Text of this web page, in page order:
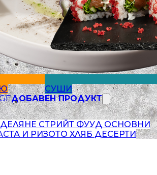
СУШИ
ДОБАВЕН ПРОДУКТ
СТРИЙТ ФУУД ОСНОВНИ
И РИЗОТО ХЛЯБ ДЕСЕРТИ